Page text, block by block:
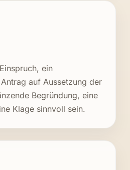
ein
auf Aussetzung der
Begründung, eine
Klage sinnvoll sein.